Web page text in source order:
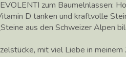
zum Baumelnlassen:
D tanken und kraftvolle
Steine aus den Schweizer Alpen
mit viel Liebe in